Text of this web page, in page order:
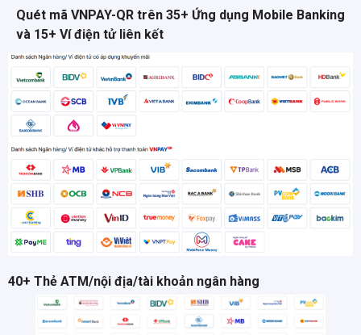
Quét mã VNPAY-QR trên 35+ Ứng dụng Mobile Banking
và 15+ Ví điện tử liên kết
40+ Thẻ ATM/nội địa/tài khoản ngân hàng